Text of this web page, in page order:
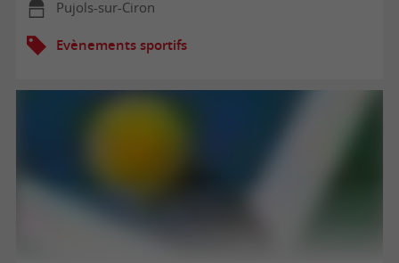
Pujols-sur-Ciron
Evènements sportifs